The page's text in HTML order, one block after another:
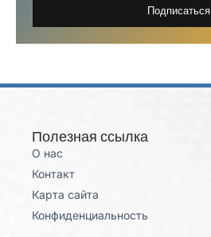
Подписаться
Полезная ссылка
О нас
Контакт
Карта сайта
Конфиденциальность